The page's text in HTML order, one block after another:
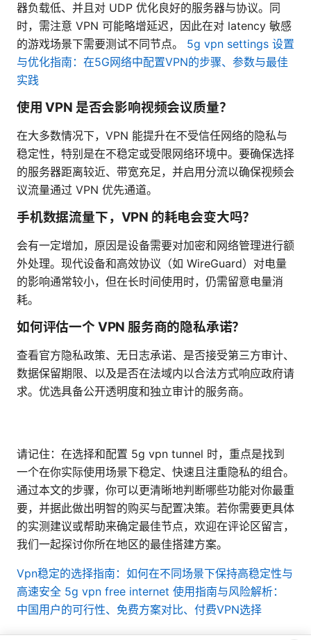
器负载低、并且对 UDP 优化良好的服务器与协议。同
时，需注意 VPN 可能略增延迟，因此在对 latency 敏感
的游戏场景下需要测试不同节点。 5g vpn settings 设置
与优化指南：在5G网络中配置VPN的步骤、参数与最佳
实践
使用 VPN 是否会影响视频会议质量？
在大多数情况下，VPN 能提升在不受信任网络的隐私与
稳定性，特别是在不稳定或受限网络环境中。要确保选择
的服务器距离较近、带宽充足，并启用分流以确保视频会
议流量通过 VPN 优先通道。
手机数据流量下，VPN 的耗电会变大吗？
会有一定增加，原因是设备需要对加密和网络管理进行额
外处理。现代设备和高效协议（如 WireGuard）对电量
的影响通常较小，但在长时间使用时，仍需留意电量消
耗。
如何评估一个 VPN 服务商的隐私承诺？
查看官方隐私政策、无日志承诺、是否接受第三方审计、
数据保留期限、以及是否在法域内以合法方式响应政府请
求。优选具备公开透明度和独立审计的服务商。
请记住：在选择和配置 5g vpn tunnel 时，重点是找到
一个在你实际使用场景下稳定、快速且注重隐私的组合。
通过本文的步骤，你可以更清晰地判断哪些功能对你最重
要，并据此做出明智的购买与配置决策。若你需要更具体
的实测建议或帮助来确定最佳节点，欢迎在评论区留言，
我们一起探讨你所在地区的最佳搭建方案。
Vpn稳定的选择指南：如何在不同场景下保持高稳定性与
高速安全 5g vpn free internet 使用指南与风险解析：
中国用户的可行性、免费方案对比、付费VPN选择